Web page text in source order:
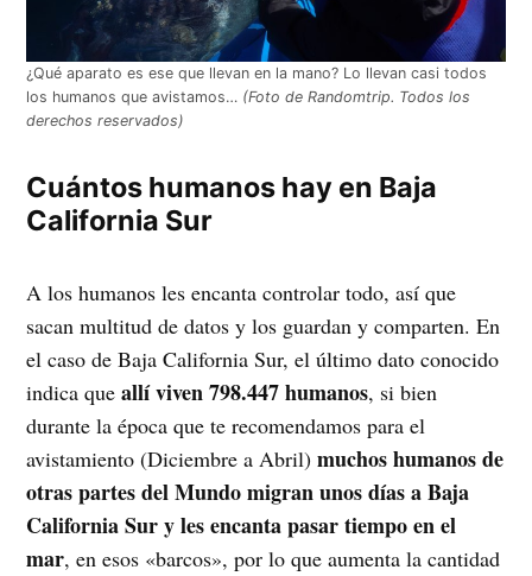
¿Qué aparato es ese que llevan en la mano? Lo llevan casi todos
los humanos que avistamos… (Foto de Randomtrip. Todos los
derechos reservados)
Cuántos humanos hay en Baja
California Sur
A los humanos les encanta controlar todo, así que
sacan multitud de datos y los guardan y comparten. En
el caso de Baja California Sur, el último dato conocido
indica queallí viven 798.447 humanos, si bien
durante la época que te recomendamos para el
avistamiento (Diciembre a Abril)muchos humanos de
otras partes del Mundo migran unos días a Baja
California Sur y les encanta pasar tiempo en el
mar, en esos «barcos», por lo que aumenta la cantidad